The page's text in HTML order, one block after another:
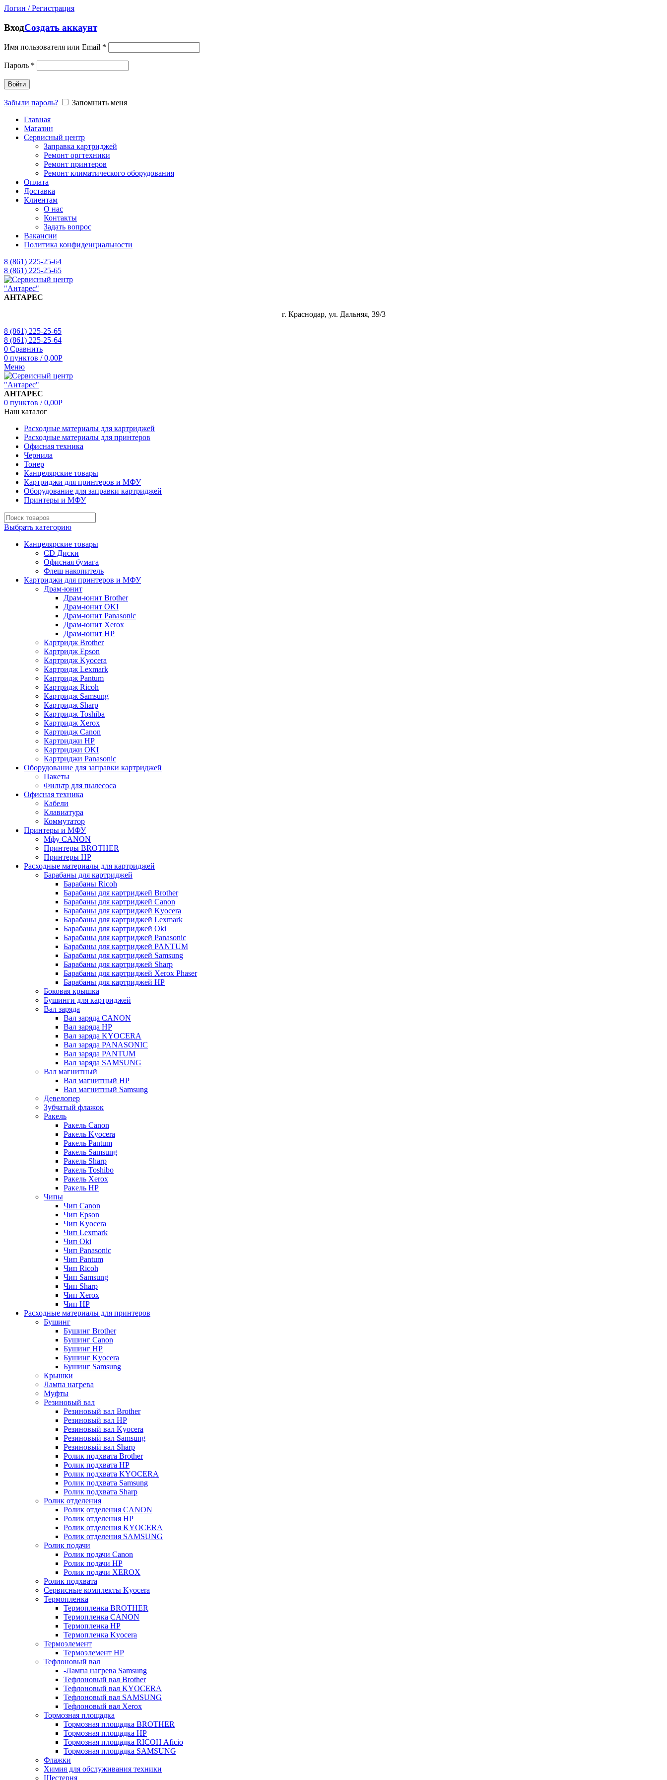
Логин / Регистрация
ВходСоздать аккаунт
Имя пользователя или Email *
Пароль *
Войти
Забыли пароль?
Запомнить меня
Главная
Магазин
Сервисный центр
Заправка картриджей
Ремонт оргтехники
Ремонт принтеров
Ремонт климатического оборудования
Оплата
Доставка
Клиентам
О нас
Контакты
Задать вопрос
Вакансии
Политика конфиденциальности
8 (861) 225-25-64
8 (861) 225-25-65
АНТАРЕС
г. Краснодар, ул. Дальняя, 39/3
8 (861) 225-25-65
8 (861) 225-25-64
0 Сравнить
0 пунктов / 0,00Р
Меню
АНТАРЕС
0 пунктов / 0,00Р
Наш каталог
Расходные материалы для картриджей
Расходные материалы для принтеров
Офисная техника
Чернила
Тонер
Канцелярские товары
Картриджи для принтеров и МФУ
Оборудование для заправки картриджей
Принтеры и МФУ
Выбрать категорию
Канцелярские товары
CD Диски
Офисная бумага
Флеш накопитель
Картриджи для принтеров и МФУ
Драм-юнит
Драм-юнит Brother
Драм-юнит OKI
Драм-юнит Panasonic
Драм-юнит Xerox
Драм-юнит НР
Картридж Brother
Картридж Epson
Картридж Kyocera
Картридж Lexmark
Картридж Pantum
Картридж Ricoh
Картридж Samsung
Картридж Sharp
Картридж Toshiba
Картридж Xerox
Картридж Сanon
Картриджи HP
Картриджи OKI
Картриджи Panasonic
Оборудование для заправки картриджей
Пакеты
Фильтр для пылесоса
Офисная техника
Кабели
Клавиатура
Коммутатор
Принтеры и МФУ
Мфу CANON
Принтеры BROTHER
Принтеры HP
Расходные материалы для картриджей
Барабаны для картриджей
Барабаны Ricoh
Барабаны для картриджей Brother
Барабаны для картриджей Canon
Барабаны для картриджей Kyocera
Барабаны для картриджей Lexmark
Барабаны для картриджей Oki
Барабаны для картриджей Panasonic
Барабаны для картриджей PANTUM
Барабаны для картриджей Samsung
Барабаны для картриджей Sharp
Барабаны для картриджей Xerox Phaser
Барабаны для картриджей НР
Боковая крышка
Бушинги для картриджей
Вал заряда
Вал заряда CANON
Вал заряда HP
Вал заряда KYOCERA
Вал заряда PANASONIC
Вал заряда PANTUM
Вал заряда SAMSUNG
Вал магнитный
Вал магнитный HP
Вал магнитный Samsung
Девелопер
Зубчатый флажок
Ракель
Ракель Canon
Ракель Kyocera
Ракель Pantum
Ракель Samsung
Ракель Sharp
Ракель Toshibo
Ракель Xerox
Ракель НР
Чипы
Чип Canon
Чип Epson
Чип Kyocera
Чип Lexmark
Чип Oki
Чип Panasonic
Чип Pantum
Чип Ricoh
Чип Samsung
Чип Sharp
Чип Xerox
Чип НР
Расходные материалы для принтеров
Бушинг
Бушинг Brother
Бушинг Canon
Бушинг HP
Бушинг Kyocera
Бушинг Samsung
Крышки
Лампа нагрева
Муфты
Резиновый вал
Резиновый вал Brother
Резиновый вал HP
Резиновый вал Kyocera
Резиновый вал Samsung
Резиновый вал Sharp
Ролик подхвата Brother
Ролик подхвата HP
Ролик подхвата KYOCERA
Ролик подхвата Samsung
Ролик подхвата Sharp
Ролик отделения
Ролик отделения CANON
Ролик отделения HP
Ролик отделения KYOCERA
Ролик отделения SAMSUNG
Ролик подачи
Ролик подачи Canon
Ролик подачи HP
Ролик подачи XEROX
Ролик подхвата
Сервисные комплекты Kyocera
Термопленка
Термопленка BROTHER
Термопленка CANON
Термопленка HP
Термопленка Kyocera
Термоэлемент
Термоэлемент НР
Тефлоновый вал
-Лампа нагрева Samsung
Тефлоновый вал Brother
Тефлоновый вал KYOCERA
Тефлоновый вал SAMSUNG
Тефлоновый вал Xerox
Тормозная площадка
Тормозная площадка BROTHER
Тормозная площадка HP
Тормозная площадка RICOH Aficio
Тормозная площадка SAMSUNG
Флажки
Химия для обслуживания техники
Шестерня